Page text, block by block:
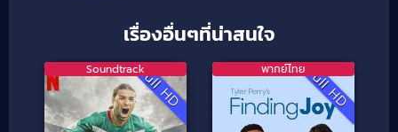
เรื่องอื่นๆที่น่าสนใจ
Full HD
Soundtrack Full HD
พากย์ไทย